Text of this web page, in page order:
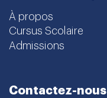
À propos
Cursus Scolaire
Admissions
Contactez-nous